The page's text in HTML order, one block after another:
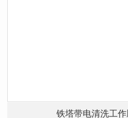
铁塔带电清洗工